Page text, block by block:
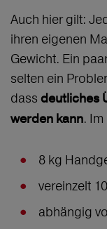
Auch hier gilt:
ihren eigenen
Gewicht. Ein
selten ein
dass deutliches
werden kann.
8 kg
vereinzelt
abhängig